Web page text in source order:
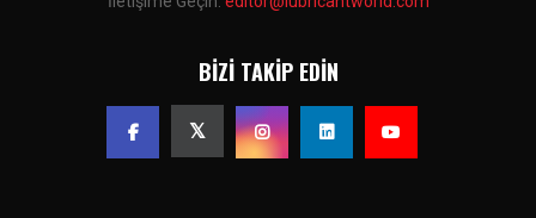
BIZI TAKIP EDIN